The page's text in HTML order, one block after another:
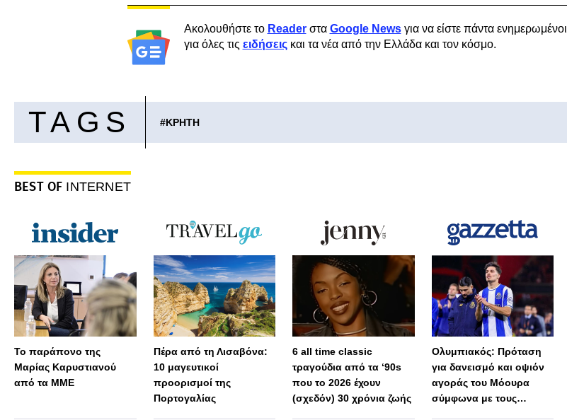
Ακολουθήστε το Readerστα Google Newsγια να είστε πάντα ενημερωμένοι
για όλες τις ειδήσειςκαι τα νέα από την Ελλάδα και τον κόσμο.
TAGS #ΚΡΗΤΗ
BEST OF INTERNET
Το παράπονο της
Μαρίας Καρυστιανού
από τα ΜΜΕ
Πέρα από τη Λισαβόνα:
10 μαγευτικοί
προορισμοί της
Πορτογαλίας
6 all time classic
τραγούδια από τα ‘90s
που το 2026 έχουν
(σχεδόν) 30 χρόνια ζωής
Ολυμπιακός: Πρόταση
για δανεισμό και οψιόν
αγοράς του Μόουρα
σύμφωνα με τους